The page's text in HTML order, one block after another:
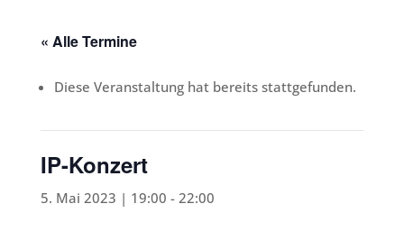
« Alle Termine
Diese Veranstaltung hat bereits stattgefunden.
IP-Konzert
5. Mai 2023 | 19:00 - 22:00